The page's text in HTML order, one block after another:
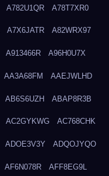
A782U1QR A78T7XR0
A7X6JATR A82WRX97
A913466R A96H0U7X
AA3A68FM AAEJWLHD
AB6S6UZH ABAP8R3B
AC2GYKWG AC768CHK
ADOE3V3Y ADQOJYQO
AF6N078R AFF8EG9L